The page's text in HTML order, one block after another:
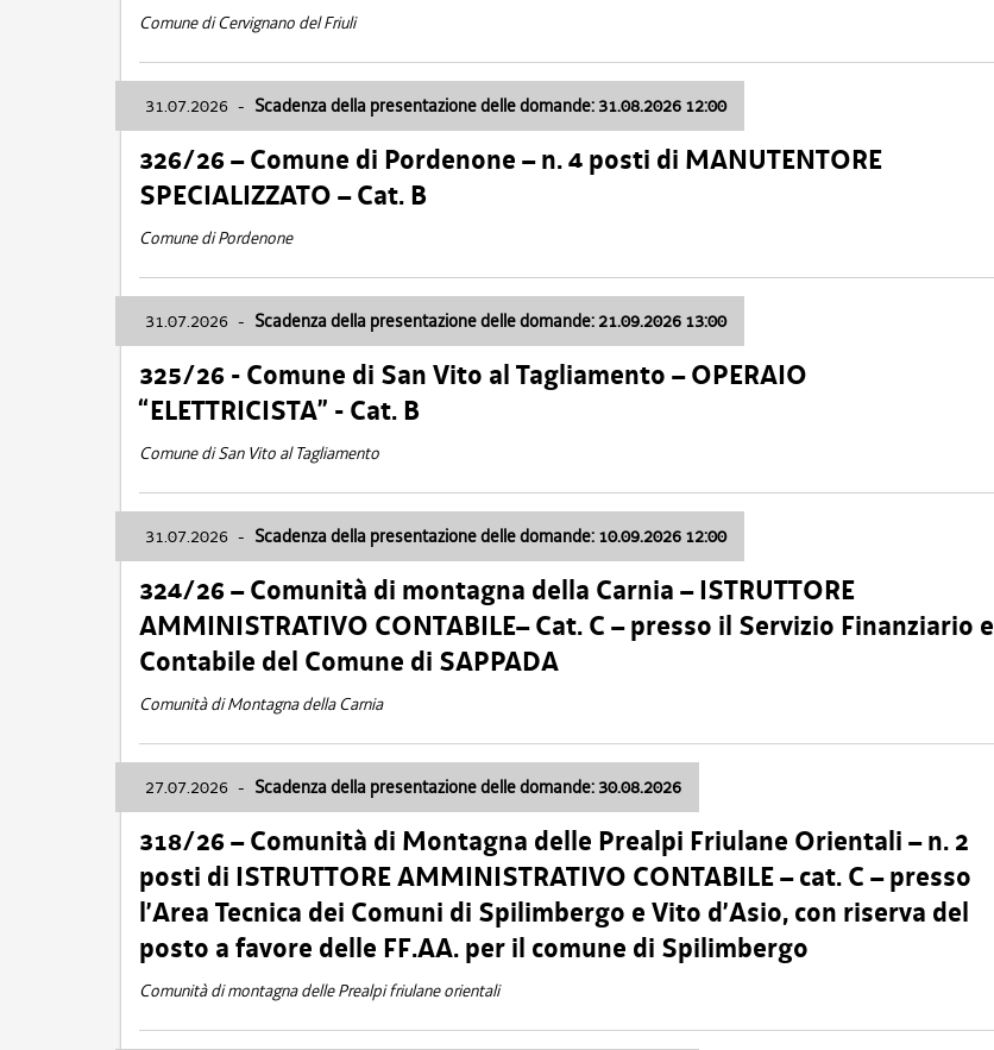
Comune di Cervignano del Friuli
31.07.2026 - Scadenza della presentazione delle domande: 31.08.2026 12:00
326/26 – Comune di Pordenone – n. 4 posti di MANUTENTORE
SPECIALIZZATO – Cat. B
Comune di Pordenone
31.07.2026 - Scadenza della presentazione delle domande: 21.09.2026 13:00
325/26 - Comune di San Vito al Tagliamento – OPERAIO
“ELETTRICISTA” - Cat. B
Comune di San Vito al Tagliamento
31.07.2026 - Scadenza della presentazione delle domande: 10.09.2026 12:00
324/26 – Comunità di montagna della Carnia – ISTRUTTORE
AMMINISTRATIVO CONTABILE– Cat. C – presso il Servizio Finanziario e
Contabile del Comune di SAPPADA
Comunità di Montagna della Carnia
27.07.2026 - Scadenza della presentazione delle domande: 30.08.2026
318/26 – Comunità di Montagna delle Prealpi Friulane Orientali – n. 2
posti di ISTRUTTORE AMMINISTRATIVO CONTABILE – cat. C – presso
l’Area Tecnica dei Comuni di Spilimbergo e Vito d’Asio, con riserva del
posto a favore delle FF.AA. per il comune di Spilimbergo
Comunità di montagna delle Prealpi friulane orientali